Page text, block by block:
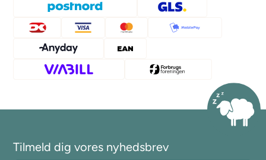
Tilmeld dig vores nyhedsbrev